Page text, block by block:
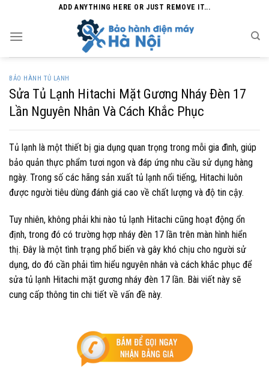
content
ADD ANYTHING HERE OR JUST REMOVE IT...
BẢO HÀNH TỦ LẠNH
Sửa Tủ Lạnh Hitachi Mặt Gương Nháy Đèn 17
Lần Nguyên Nhân Và Cách Khắc Phục
Tủ lạnh là một thiết bị gia dụng quan trọng trong mỗi gia đình, giúp
bảo quản thực phẩm tươi ngon và đáp ứng nhu cầu sử dụng hàng
ngày. Trong số các hãng sản xuất tủ lạnh nổi tiếng, Hitachi luôn
được người tiêu dùng đánh giá cao về chất lượng và độ tin cậy.
Tuy nhiên, không phải khi nào tủ lạnh Hitachi cũng hoạt động ổn
định, trong đó có trường hợp nháy đèn 17 lần trên màn hình hiển
thị. Đây là một tình trạng phổ biến và gây khó chịu cho người sử
dụng, do đó cần phải tìm hiểu nguyên nhân và cách khắc phục để
sửa tủ lạnh Hitachi mặt gương nháy đèn 17 lần. Bài viết này sẽ
cung cấp thông tin chi tiết về vấn đề này.